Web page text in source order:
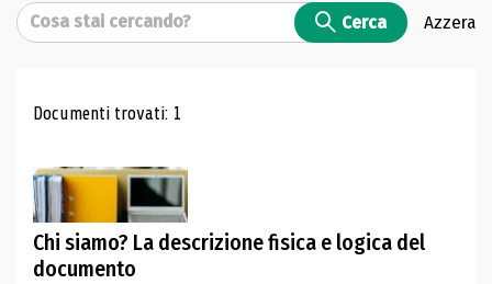
Cerca Cerca Azzera
Risultati di ricerca
Documenti trovati: 1
Chi siamo? La descrizione fisica e logica del
documento